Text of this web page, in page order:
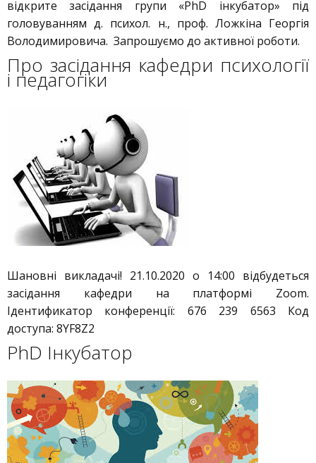
відкрите засідання групи «PhD інкубатор» під
головуванням д. психол. н., проф. Ложкіна Георгія
Володимировича. Запрошуємо до активної роботи.
Про засідання кафедри психології
і педагогіки
Шановні викладачі! 21.10.2020 о 14:00 відбудеться
засідання кафедри на платформі Zoom.
Ідентификатор конференції: 676 239 6563 Код
доступа: 8YF8Z2
PhD Інкубатор